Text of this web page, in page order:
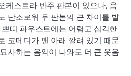
케스트라 반주 판본이 있으나, 음
단조로워 두 판본의 큰 차이를 발
띠 파우스트에는 어렵고 심각한
코메디가 맨 아래 깔려 있기 때문
사하는 음악이 나와도 더 큰 웃음